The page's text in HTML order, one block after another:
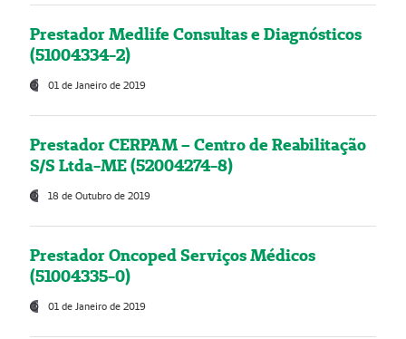
Prestador Medlife Consultas e Diagnósticos
(51004334-2)
01 de Janeiro de 2019
Prestador CERPAM – Centro de Reabilitação
S/S Ltda-ME (52004274-8)
18 de Outubro de 2019
Prestador Oncoped Serviços Médicos
(51004335-0)
01 de Janeiro de 2019